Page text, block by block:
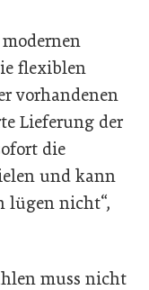
flexi­blen
vorhandenen
Lieferung der
die
und kann
lügen nicht“,
muss nicht